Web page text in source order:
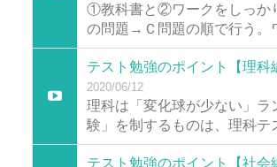
①教科書と②ワークをしっか
の問題→Ｃ問題の順で行う。
テスト勉強のポイント【理科
2020/06/12
理科は「変化球が少ない」
験」を制するものは、理科テ
テスト勉強のポイント【社会